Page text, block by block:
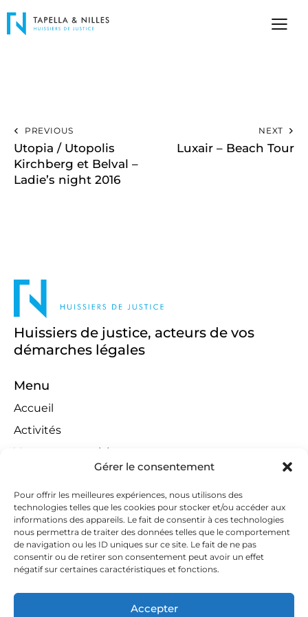
Gérer le consentement
Pour offrir les meilleures expériences, nous utilisons des
technologies telles que les cookies pour stocker et/ou accéder aux
informations des appareils. Le fait de consentir à ces technologies
nous permettra de traiter des données telles que le comportement
de navigation ou les ID uniques sur ce site. Le fait de ne pas
consentir ou de retirer son consentement peut avoir un effet
négatif sur certaines caractéristiques et fonctions.
Accepter
PREVIOUS
Utopia / Utopolis
Kirchberg et Belval –
Ladie’s night 2016
NEXT
Luxair – Beach Tour
Huissiers de justice, acteurs de vos
démarches légales
Menu
Accueil
Activités
Ventes aux enchères
Compétences territoriales
Jeux concours
Liens
Contact
Contactez-nous